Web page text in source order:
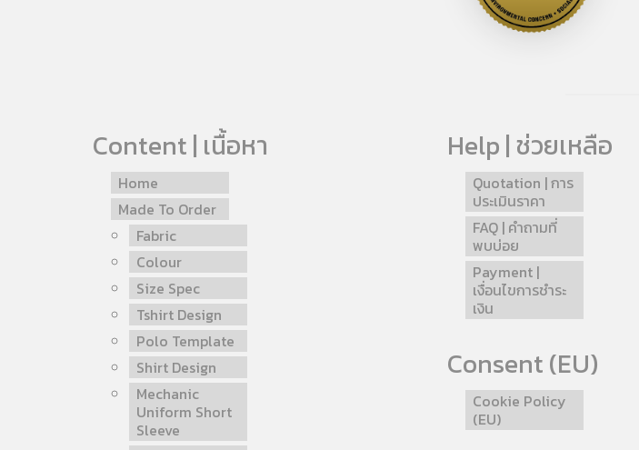
Content | เนื้อหา
Home
Made To Order
Fabric
Colour
Size Spec
Tshirt Design
Polo Template
Shirt Design
Mechanic
Uniform Short
Sleeve
Help | ช่วยเหลือ
Quotation | การ
ประเมินราคา
FAQ | คำถามที่
พบบ่อย
Payment |
เงื่อนไขการชำระ
เงิน
Consent (EU)
Cookie Policy
(EU)